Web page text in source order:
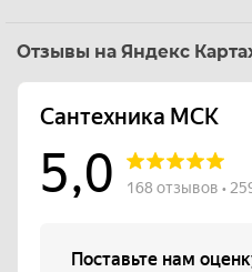
Отзывы на Яндекс